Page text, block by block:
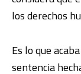
los derechos
Es lo que
sentencia